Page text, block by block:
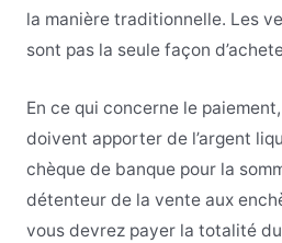
la manière traditionnelle. Les
sont pas la seule façon
En ce qui concerne le
doivent apporter de l’argent
chèque de banque pour la
détenteur de la vente aux
vous devrez payer la totalité